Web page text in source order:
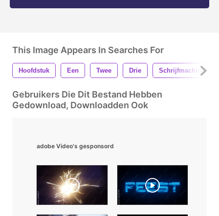
This Image Appears In Searches For
Hoofdstuk Een Twee Drie Schrijfmachine
Gebruikers Die Dit Bestand Hebben
Gedownload, Downloadden Ook
adobe Video's gesponsord